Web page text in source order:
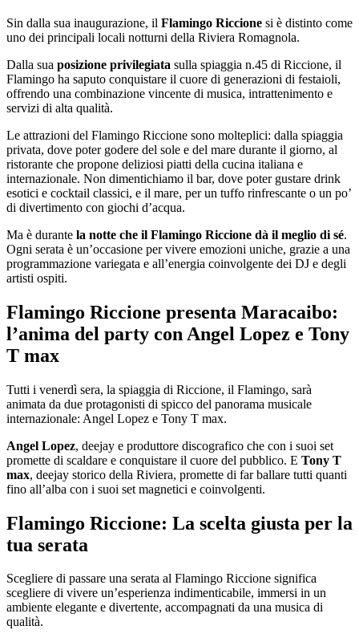
Sin dalla sua inaugurazione, il Flamingo Riccione si è distinto come
uno dei principali locali notturni della Riviera Romagnola.
Dalla sua posizione privilegiata sulla spiaggia n.45 di Riccione, il
Flamingo ha saputo conquistare il cuore di generazioni di festaioli,
offrendo una combinazione vincente di musica, intrattenimento e
servizi di alta qualità.
Le attrazioni del Flamingo Riccione sono molteplici: dalla spiaggia
privata, dove poter godere del sole e del mare durante il giorno, al
ristorante che propone deliziosi piatti della cucina italiana e
internazionale. Non dimentichiamo il bar, dove poter gustare drink
esotici e cocktail classici, e il mare, per un tuffo rinfrescante o un po’
di divertimento con giochi d’acqua.
Ma è durante la notte che il Flamingo Riccione dà il meglio di sé.
Ogni serata è un’occasione per vivere emozioni uniche, grazie a una
programmazione variegata e all’energia coinvolgente dei DJ e degli
artisti ospiti.
Flamingo Riccione presenta Maracaibo:
l’anima del party con Angel Lopez e Tony
T max
Tutti i venerdì sera, la spiaggia di Riccione, il Flamingo, sarà
animata da due protagonisti di spicco del panorama musicale
internazionale: Angel Lopez e Tony T max.
Angel Lopez, deejay e produttore discografico che con i suoi set
promette di scaldare e conquistare il cuore del pubblico. E Tony T
max, deejay storico della Riviera, promette di far ballare tutti quanti
fino all’alba con i suoi set magnetici e coinvolgenti.
Flamingo Riccione: La scelta giusta per la
tua serata
Scegliere di passare una serata al Flamingo Riccione significa
scegliere di vivere un’esperienza indimenticabile, immersi in un
ambiente elegante e divertente, accompagnati da una musica di
qualità.